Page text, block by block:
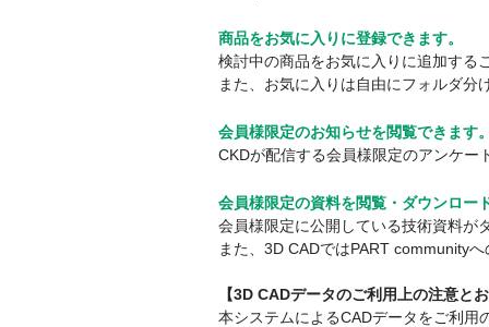
商品をお気に入りに登録できます。
検討中の商品をお気に入りに追加する
また、お気に入りは自由にフォルダ
会員様限定のお知らせを閲覧できます
CKDが配信する会員様限定のアンケー
会員様限定の資料を閲覧・ダウンロー
会員様限定に公開している技術資料が
また、3D CADではPART community
【3D CADデータのご利用上の注意と
本システムによるCADデータをご利用